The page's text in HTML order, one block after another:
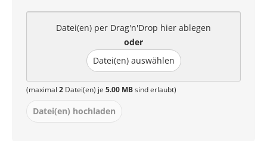
Datei(en) per Drag'n'Drop hier ablegen
oder
Datei(en) auswählen
(maximal 2 Datei(en) je 5.00 MBsind erlaubt)
Datei(en) hochladen